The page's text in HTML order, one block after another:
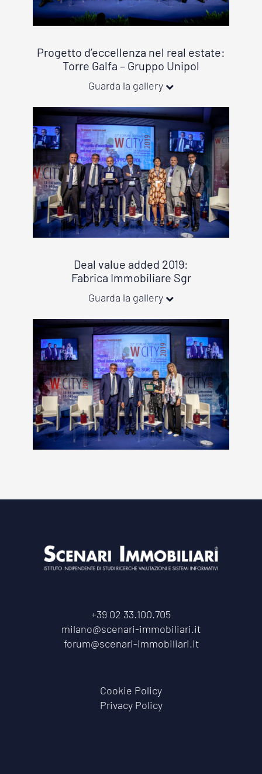
Progetto d’eccellenza nel real estate:
Torre Galfa – Gruppo Unipol
Guarda la gallery
Deal value added 2019:
Fabrica Immobiliare Sgr
Guarda la gallery
+39 02 33.100.705
milano@scenari-immobiliari.it
forum@scenari-immobiliari.it
Cookie Policy
Privacy Policy